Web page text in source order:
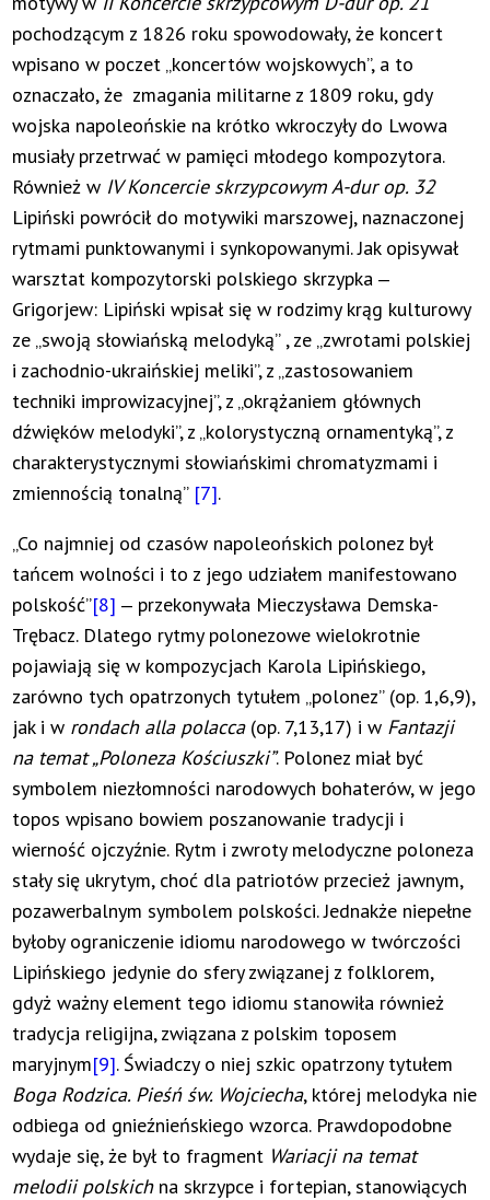
pochodzącym z 1826 roku spowodowały, że koncert
wpisano w poczet „koncertów wojskowych”, a to
oznaczało, że zmagania militarne z 1809 roku, gdy
wojska napoleońskie na krótko wkroczyły do Lwowa
musiały przetrwać w pamięci młodego kompozytora.
Również w IV Koncercie skrzypcowym A-dur op. 32
Lipiński powrócił do motywiki marszowej, naznaczonej
rytmami punktowanymi i synkopowanymi. Jak opisywał
warsztat kompozytorski polskiego skrzypka ‒
Grigorjew: Lipiński wpisał się w rodzimy krąg kulturowy
ze „swoją słowiańską melodyką” , ze „zwrotami polskiej
i zachodnio-ukraińskiej meliki”, z „zastosowaniem
techniki improwizacyjnej”, z „okrążaniem głównych
dźwięków melodyki”, z „kolorystyczną ornamentyką”, z
charakterystycznymi słowiańskimi chromatyzmami i
zmiennością tonalną” [7].
„Co najmniej od czasów napoleońskich polonez był
tańcem wolności i to z jego udziałem manifestowano
polskość”[8] ‒ przekonywała Mieczysława Demska-
Trębacz. Dlatego rytmy polonezowe wielokrotnie
pojawiają się w kompozycjach Karola Lipińskiego,
zarówno tych opatrzonych tytułem „polonez” (op. 1,6,9),
jak i w rondach alla polacca(op. 7,13,17) i w Fantazji
na temat „Poloneza Kościuszki”. Polonez miał być
symbolem niezłomności narodowych bohaterów, w jego
topos wpisano bowiem poszanowanie tradycji i
wierność ojczyźnie. Rytm i zwroty melodyczne poloneza
stały się ukrytym, choć dla patriotów przecież jawnym,
pozawerbalnym symbolem polskości. Jednakże niepełne
byłoby ograniczenie idiomu narodowego w twórczości
Lipińskiego jedynie do sfery związanej z folklorem,
gdyż ważny element tego idiomu stanowiła również
tradycja religijna, związana z polskim toposem
maryjnym[9]. Świadczy o niej szkic opatrzony tytułem
Boga Rodzica. Pieśń św. Wojciecha, której melodyka nie
odbiega od gnieźnieńskiego wzorca. Prawdopodobne
wydaje się, że był to fragment Wariacji na temat
melodii polskichna skrzypce i fortepian, stanowiących